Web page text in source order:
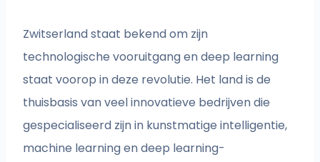
Zwitserland staat bekend om zijn
technologische vooruitgang en deep learning
staat voorop in deze revolutie. Het land is de
thuisbasis van veel innovatieve bedrijven die
gespecialiseerd zijn in kunstmatige intelligentie,
machine learning en deep learning-